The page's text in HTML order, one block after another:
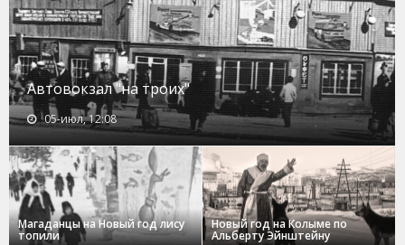
Автовокзал "на троих"
05-июл, 12:08
Магаданцы на Новый год лису
топили
Новый год на Колыме по
Альберту Эйнштейну